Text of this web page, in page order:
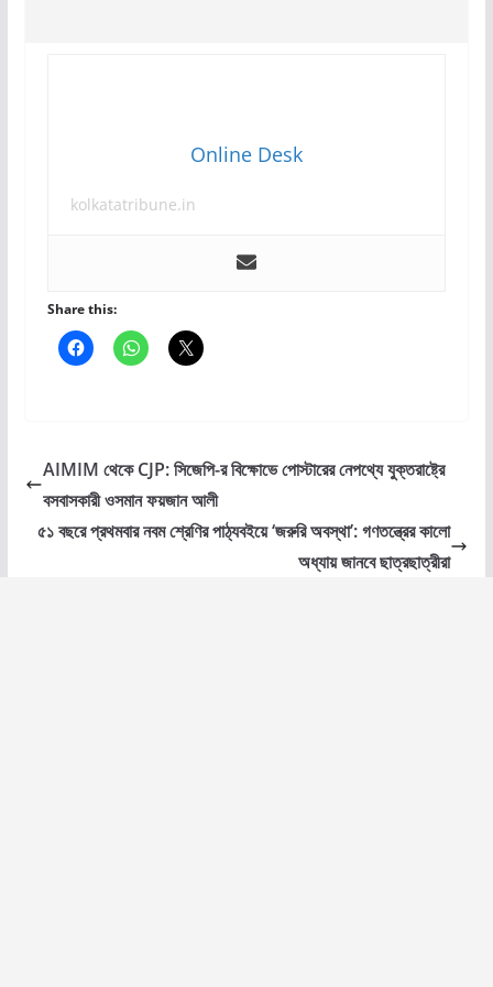
Online Desk
kolkatatribune.in
Share this:
AIMIM থেকে CJP: সিজেপি-র বিক্ষোভে পোস্টারের নেপথ্যে যুক্তরাষ্ট্রে
বসবাসকারী ওসমান ফয়জান আলী
৫১ বছরে প্রথমবার নবম শ্রেণির পাঠ্যবইয়ে ‘জরুরি অবস্থা’: গণতন্ত্রের কালো
অধ্যায় জানবে ছাত্রছাত্রীরা